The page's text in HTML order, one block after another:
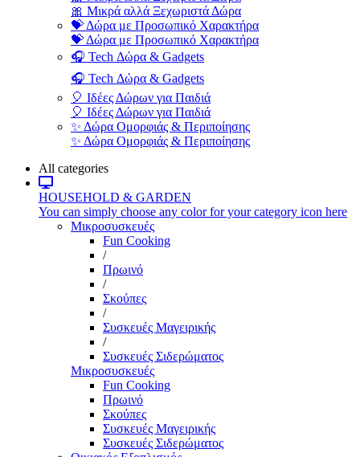
🎀 Μικρά αλλά Ξεχωριστά Δώρα
💝 Δώρα με Προσωπικό Χαρακτήρα
💝 Δώρα με Προσωπικό Χαρακτήρα
🎧 Tech Δώρα & Gadgets
🎧 Tech Δώρα & Gadgets
🎈 Ιδέες Δώρων για Παιδιά
🎈 Ιδέες Δώρων για Παιδιά
✨ Δώρα Ομορφιάς & Περιποίησης
✨ Δώρα Ομορφιάς & Περιποίησης
All categories
HOUSEHOLD & GARDEN
You can simply choose any color for your category icon here
Μικροσυσκευές
Fun Cooking
/
Πρωινό
/
Σκούπες
/
Συσκευές Μαγειρικής
/
Συσκευές Σιδερώματος
Μικροσυσκευές
Fun Cooking
Πρωινό
Σκούπες
Συσκευές Μαγειρικής
Συσκευές Σιδερώματος